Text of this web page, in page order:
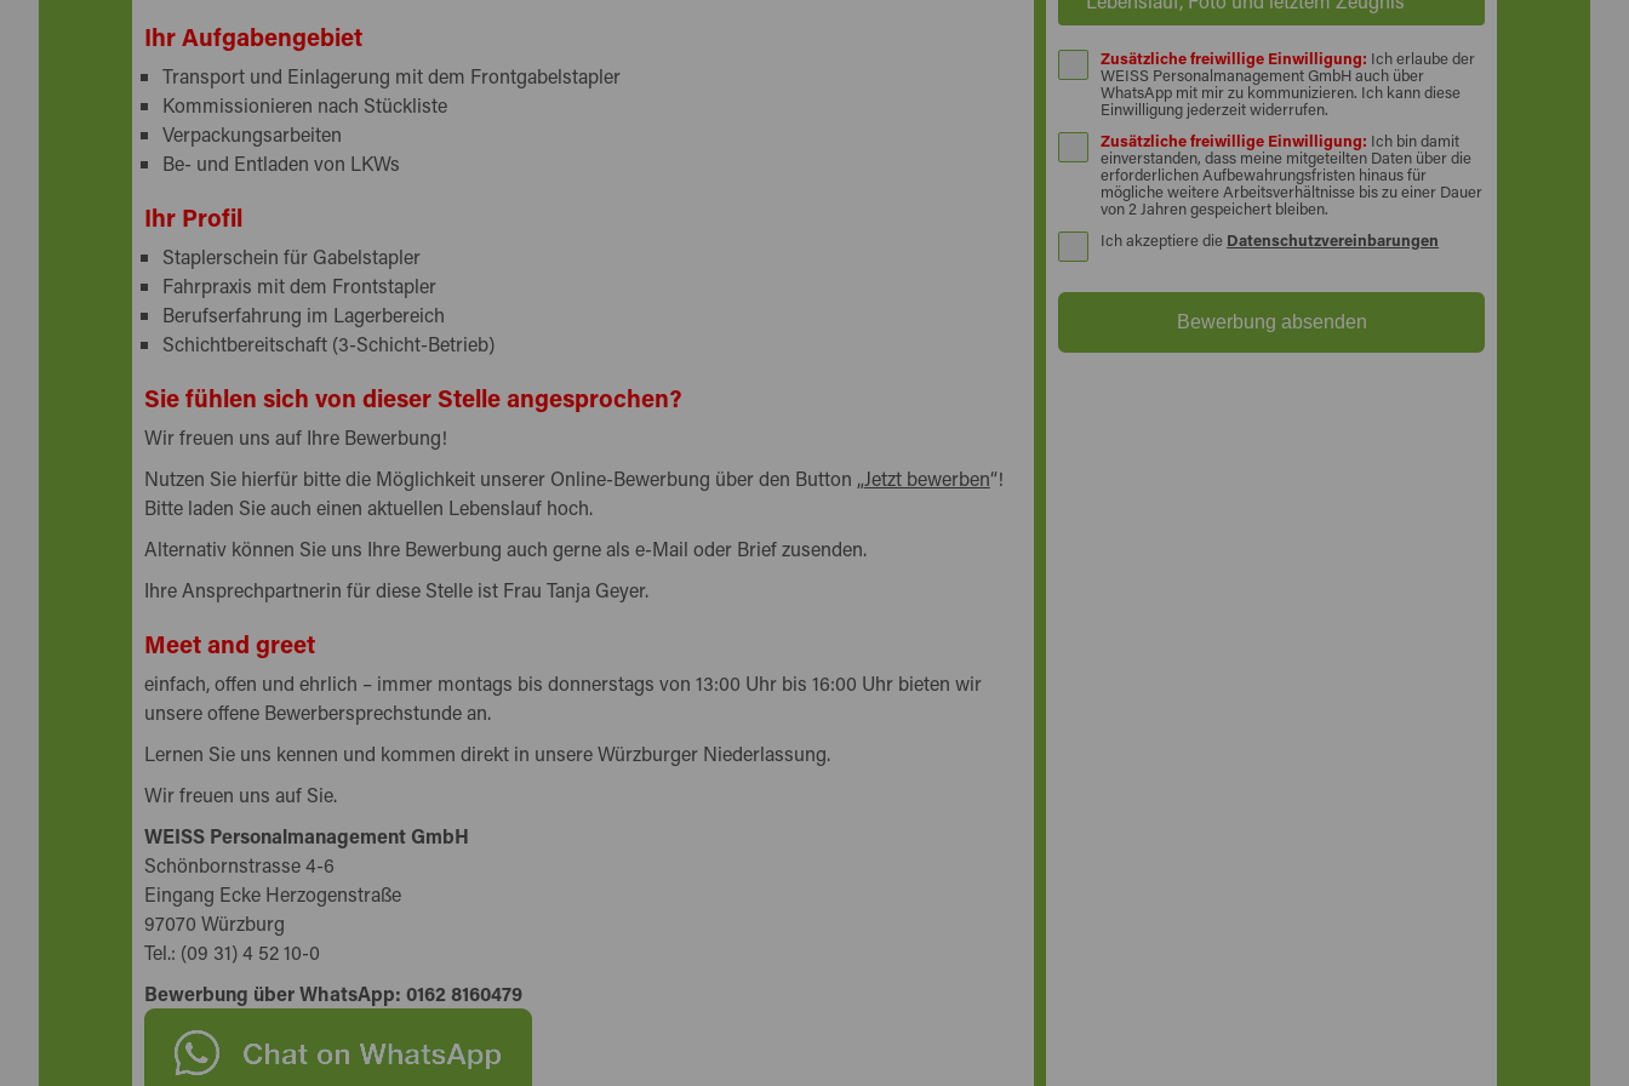
Ihr Aufgabengebiet
Transport und Einlagerung mit dem Frontgabelstapler
Kommissionieren nach Stückliste
Verpackungsarbeiten
Be- und Entladen von LKWs
Ihr Profil
Staplerschein für Gabelstapler
Fahrpraxis mit dem Frontstapler
Berufserfahrung im Lagerbereich
Schichtbereitschaft (3-Schicht-Betrieb)
Sie fühlen sich von dieser Stelle angesprochen?
Wir freuen uns auf Ihre Bewerbung!
Nutzen Sie hierfür bitte die Möglichkeit unserer Online-Bewerbung über den Button „Jetzt bewerben“!
Bitte laden Sie auch einen aktuellen Lebenslauf hoch.
Alternativ können Sie uns Ihre Bewerbung auch gerne als e-Mail oder Brief zusenden.
Ihre Ansprechpartnerin für diese Stelle ist Frau Tanja Geyer.
Meet and greet
einfach, offen und ehrlich – immer montags bis donnerstags von 13:00 Uhr bis 16:00 Uhr bieten wir
unsere offene Bewerbersprechstunde an.
Lernen Sie uns kennen und kommen direkt in unsere Würzburger Niederlassung.
Wir freuen uns auf Sie.
WEISS Personalmanagement GmbH
Schönbornstrasse 4-6
Eingang Ecke Herzogenstraße
97070 Würzburg
Tel.: (09 31) 4 52 10-0
Bewerbung über WhatsApp: 0162 8160479
Zusätzliche freiwillige Einwilligung: Ich erlaube der
WEISS Personalmanagement GmbH auch über
WhatsApp mit mir zu kommunizieren. Ich kann diese
Einwilligung jederzeit widerrufen.
Zusätzliche freiwillige Einwilligung: Ich bin damit
einverstanden, dass meine mitgeteilten Daten über die
erforderlichen Aufbewahrungsfristen hinaus für
mögliche weitere Arbeitsverhältnisse bis zu einer Dauer
von 2 Jahren gespeichert bleiben.
Ich akzeptiere die Datenschutzvereinbarungen
Bewerbung absenden